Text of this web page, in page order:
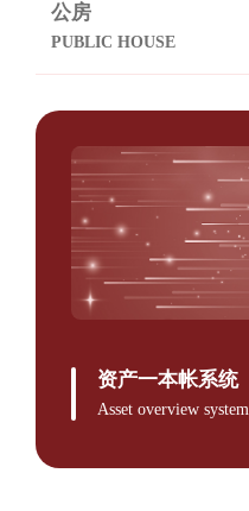
公房
PUBLIC HOUSE
资产一本帐系统
Asset overview system